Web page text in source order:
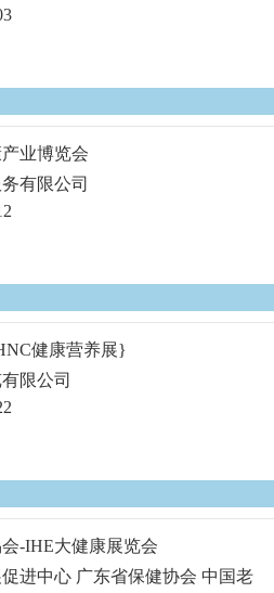
业博览会
有限公司
健康营养展}
限公司
-IHE大健康展览会
进中心 广东省保健协会 中国老